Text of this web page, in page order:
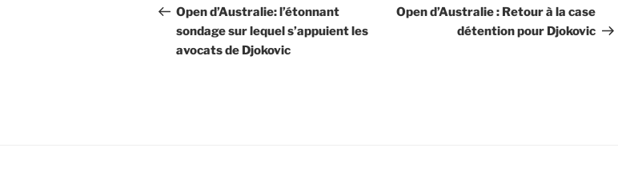
navigation
Post
Open d’Australie: l’étonnant
sondage sur lequel s’appuient les
avocats de Djokovic
Post
Open d’Australie : Retour à la case
détention pour Djokovic